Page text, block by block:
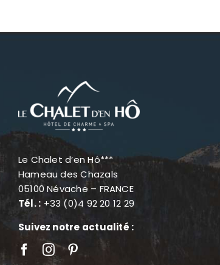
Le Chalet d’en Hô***
Hameau des Chazals
05100 Névache – FRANCE
Tél. : +33 (0)4 92 20 12 29
Suivez notre actualité :